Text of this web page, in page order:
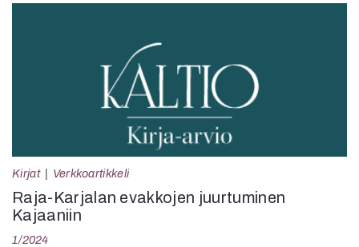
Kirjat Verkkoartikkeli
Raja-Karjalan evakkojen juurtuminen
Kajaaniin
1/2024